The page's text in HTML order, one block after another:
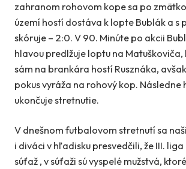
zahranom rohovom kope sa po
území hostí dostáva k lopte Bublák a s
skóruje – 2:0. V 90. Minúte po akcii
hlavou predlžuje loptu na
sám na brankára hostí Rusznáka,
pokus vyráža na rohový kop. Následne
ukončuje stretnutie.
V dnešnom futbalovom stretnutí sa
i diváci v hľadisku presvedčili, že III.
súťaž , v súťaži sú vyspelé mužstvá,